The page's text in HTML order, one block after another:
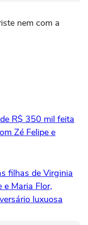
nem com a
R$ 350 mil feita
Zé Felipe e
filhas de Virginia
e Maria Flor,
luxuosa